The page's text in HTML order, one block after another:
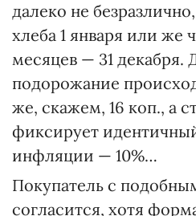
далеко не
хлеба 1 января или же
месяцев — 31 декабря.
подорожание
же, скажем, 16 коп., а
фиксирует
инфляции — 10%…
Покупатель с
согласится, хотя